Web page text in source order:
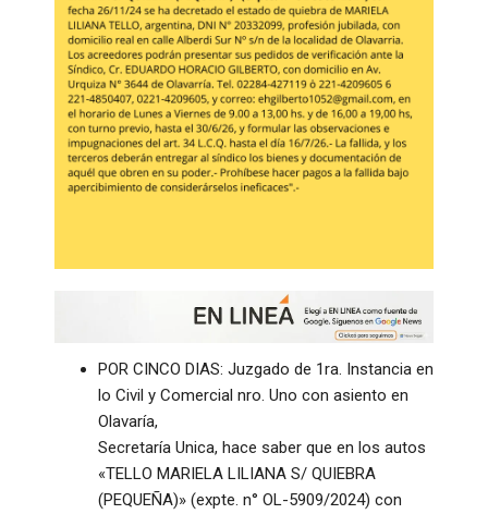
POR CINCO DIAS: Juzgado de 1ra. Instancia en
lo Civil y Comercial nro. Uno con asiento en
Olavaría,
Secretaría Unica, hace saber que en los autos
«TELLO MARIELA LILIANA S/ QUIEBRA
(PEQUEÑA)» (expte. n° OL-5909/2024) con